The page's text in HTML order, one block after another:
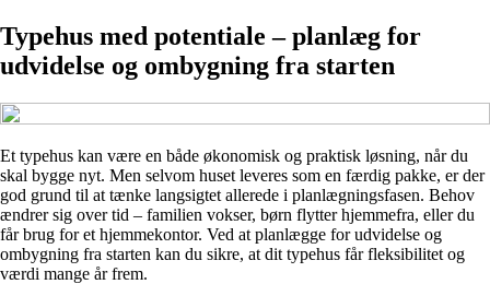
Typehus med potentiale – planlæg for
udvidelse og ombygning fra starten
Et typehus kan være en både økonomisk og praktisk løsning, når du
skal bygge nyt. Men selvom huset leveres som en færdig pakke, er der
god grund til at tænke langsigtet allerede i planlægningsfasen. Behov
ændrer sig over tid – familien vokser, børn flytter hjemmefra, eller du
får brug for et hjemmekontor. Ved at planlægge for udvidelse og
ombygning fra starten kan du sikre, at dit typehus får fleksibilitet og
værdi mange år frem.